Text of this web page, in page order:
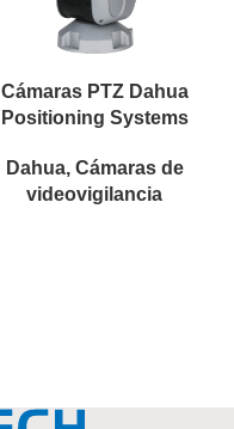
Cámaras PTZ Dahua
Positioning Systems
Dahua, Cámaras de
videovigilancia